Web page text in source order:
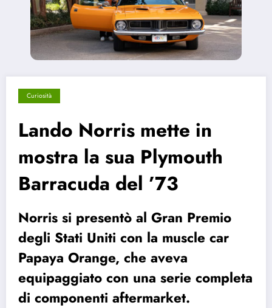
Curiosità
Lando Norris mette in
mostra la sua Plymouth
Barracuda del ’73
Norris si presentò al Gran Premio
degli Stati Uniti con la muscle car
Papaya Orange, che aveva
equipaggiato con una serie completa
di componenti aftermarket.